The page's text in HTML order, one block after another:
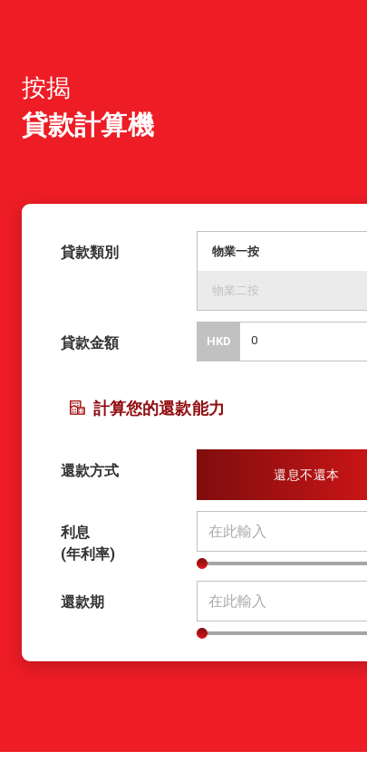
按揭
貸款計算機
貸款類別 物業一按
物業二按
貸款金額 HKD
計算您的還款能力
還款方式 還息不還本
利息
(年利率)
還款期